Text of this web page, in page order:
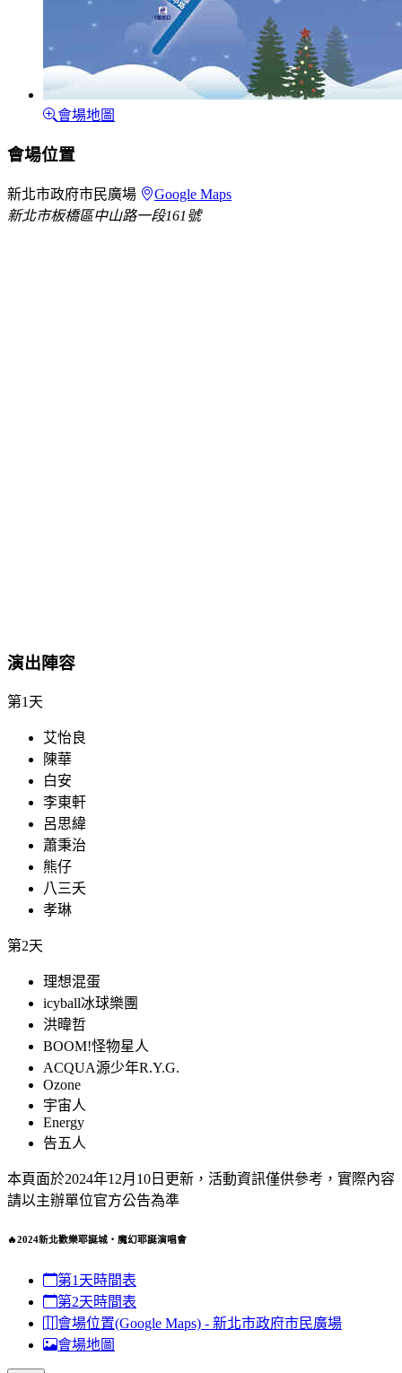
會場地圖
會場位置
新北市政府市民廣場
Google Maps
新北市板橋區中山路一段161號
演出陣容
第1天
艾怡良
陳華
白安
李東軒
呂思緯
蕭秉治
熊仔
八三夭
孝琳
第2天
理想混蛋
icyball冰球樂團
洪暐哲
BOOM!怪物星人
ACQUA源少年R.Y.G.
Ozone
宇宙人
Energy
告五人
本頁面於2024年12月10日更新，活動資訊僅供參考，實際內容
請以主辦單位官方公告為準
🔥2024新北歡樂耶誕城‧魔幻耶誕演唱會
第1天時間表
第2天時間表
會場位置(Google Maps) - 新北市政府市民廣場
會場地圖